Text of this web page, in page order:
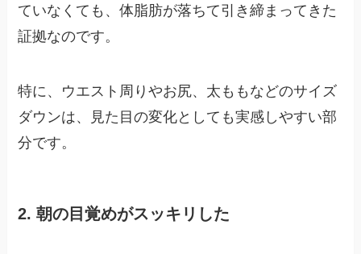
ていなくても、体脂肪が落ちて引き締まってきた
証拠なのです。
特に、ウエスト周りやお尻、太ももなどのサイズ
ダウンは、見た目の変化としても実感しやすい部
分です。
2. 朝の目覚めがスッキリした